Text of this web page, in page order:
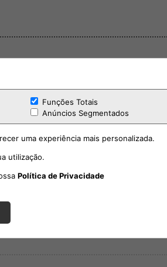
Funções Totais
Anúncios Segmentados
uma experiência mais personalizada.
utilização.
Política de Privacidade